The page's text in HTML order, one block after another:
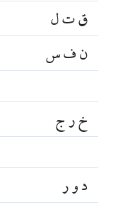
ق ت ل
ن ف س
خ ر ج
د و ر